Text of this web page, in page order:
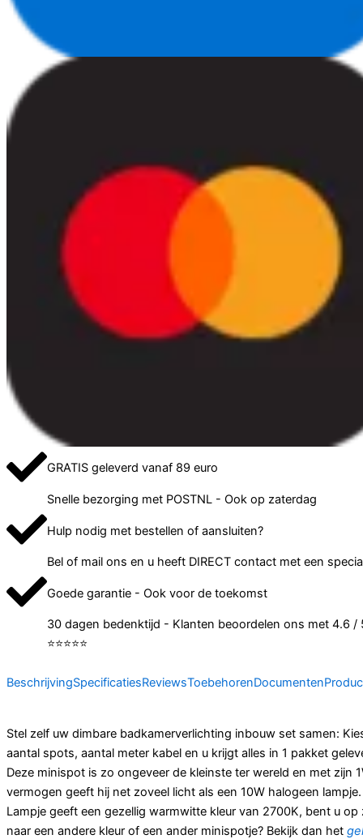
GRATIS geleverd vanaf 89 euro
Snelle bezorging met POSTNL - Ook op zaterdag
Hulp nodig met bestellen of aansluiten?
Bel of mail ons en u heeft DIRECT contact met een
Goede garantie - Ook voor de toekomst
30 dagen bedenktijd - Klanten beoordelen ons met 4.6 /
⭐⭐⭐⭐⭐
BeschrijvingSpecificatiesReviewsToebehorenDocumenten
Stel zelf uw dimbare badkamerverlichting inbouw set samen:
aantal spots, aantal meter kabel en u krijgt alles in 1 pakket
Deze minispot is zo ongeveer de kleinste ter wereld en met zijn
vermogen geeft hij net zoveel licht als een 10W halogeen
Lampje geeft een gezellig warmwitte kleur van 2700K, bent u op
naar een andere kleur of een ander minispotje? Bekijk dan het